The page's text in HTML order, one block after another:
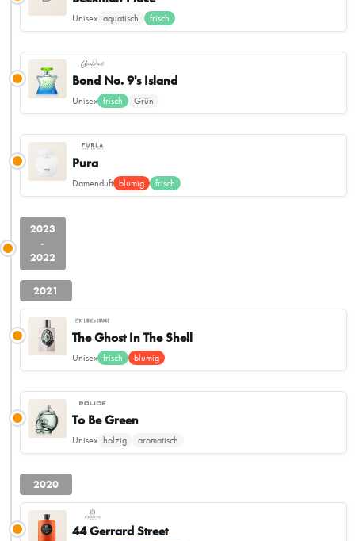
Unisex aquatisch frisch
Bond No. 9's Island
Unisex frisch Grün
Pura
Damenduft blumig frisch
2023
-
2022
2021
The Ghost In The Shell
Unisex frisch blumig
To Be Green
Unisex holzig aromatisch
2020
44 Gerrard Street